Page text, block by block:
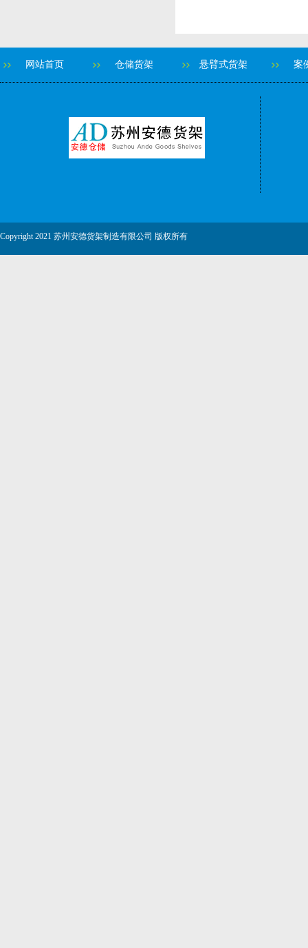
网站首页 仓储货架 悬臂式货架 案
Copyright 2021 苏州安德货架制造有限公司 版权所有